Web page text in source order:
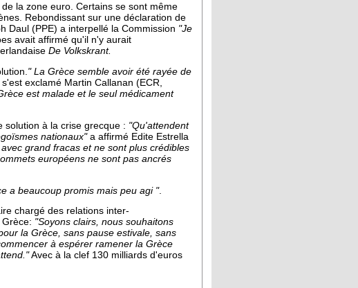
la zone euro. Certains se sont même
Rebondissant sur une déclaration de
Daul (PPE) a interpellé la Commission "Je
avait affirmé qu'il n'y aurait
De Volkskrant.
" La Grèce semble avoir été rayée de
s'est exclamé Martin Callanan (ECR,
est malade et le seul médicament
solution à la crise grecque : "Qu'attendent
nationaux"a affirmé Edite Estrella
grand fracas et ne sont plus crédibles
européens ne sont pas ancrés
a beaucoup promis mais peu agi ".
chargé des relations inter-
"Soyons clairs, nous souhaitons
la Grèce, sans pause estivale, sans
à espérer ramener la Grèce
Avec à la clef 130 milliards d'euros